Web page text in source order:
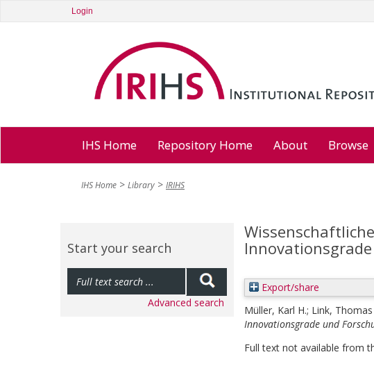
Login
IHS Home Repository Home About Browse
IHS Home Library IRIHS
Start your search
Advanced search
Export/share
Müller, Karl H.; Link, Thomas
Innovationsgrade und
Full text not available from